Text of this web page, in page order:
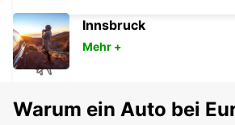
LE BOURGET - FRANCE
Innsbruck
Mehr +
Warum ein Auto bei